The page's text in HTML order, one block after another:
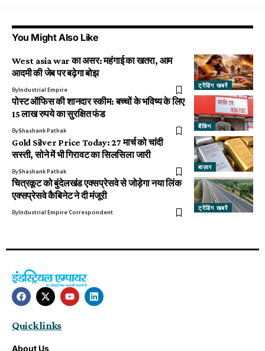
You Might Also Like
ट्रेंडिंग खबरें
West asia war का असर: महंगाई का खतरा, आम
आदमी की जेब पर बढ़ेगा बोझ
ByIndustrial Empire
बैंकिंग
पोस्ट ऑफिस की शानदार स्कीम: बच्चों के भविष्य के लिए
15 लाख रुपये का सुरक्षित फंड
ByShashank Pathak
बाज़ार
Gold Silver Price Today: 27 मार्च को चांदी
सस्ती, सोने में भी गिरावट का सिलसिला जारी
ByShashank Pathak
ट्रेंडिंग खबरें
चित्रकूट को बुंदेलखंड एक्सप्रेसवे से जोड़ेगा नया लिंक
एक्सप्रेसवे कैबिनेट ने दी मंजूरी
ByIndustrial Empire Correspondent
Quick links
About Us